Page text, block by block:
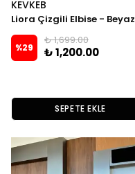
KEVKEB
Liora Çizgili Elbise - Beyaz
%29
₺ 1,699.00
₺ 1,200.00
SEPETE EKLE